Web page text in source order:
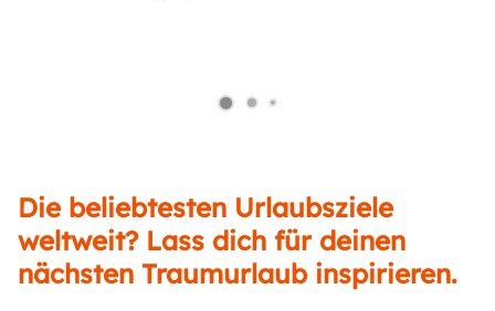
Die beliebtesten Urlaubsziele
weltweit? Lass dich für deinen
nächsten Traumurlaub inspirieren.